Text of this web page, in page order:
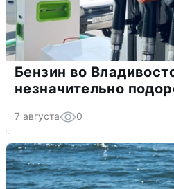
Бензин во
незначительно
7 августа 0